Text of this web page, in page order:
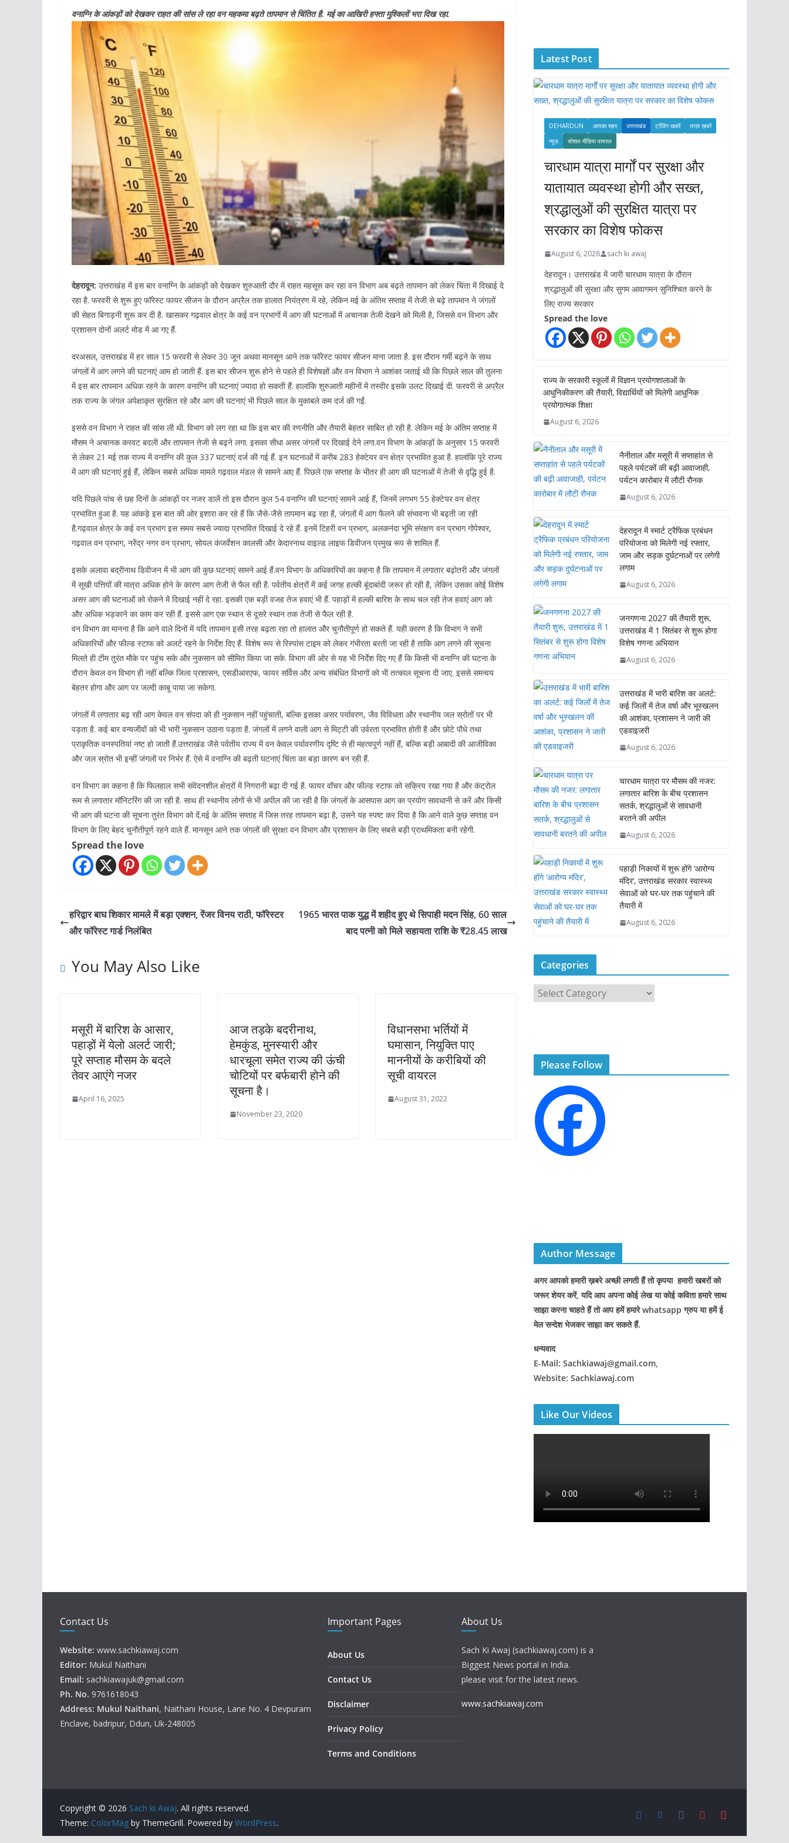
वनाग्नि के आंकड़ों को देखकर राहत की सांस ले रहा वन महकमा बढ़ते तापमान से चिंतित है. मई का आखिरी हफ्ता मुश्किलों भरा दिख रहा.
देहरादून: उत्तराखंड में इस बार वनाग्नि के आंकड़ों को देखकर शुरुआती दौर में राहत महसूस कर रहा वन विभाग अब बढ़ते तापमान को लेकर चिंता में दिखाई दे
रहा है. फरवरी से शुरू हुए फॉरेस्ट फायर सीजन के दौरान अप्रैल तक हालात नियंत्रण में रहे, लेकिन मई के अंतिम सप्ताह में तेजी से बढ़े तापमान ने जंगलों
की सेहत बिगाड़नी शुरू कर दी है. खासकर गढ़वाल क्षेत्र के कई वन प्रभागों में आग की घटनाओं में अचानक तेजी देखने को मिली है, जिससे वन विभाग और
प्रशासन दोनों अलर्ट मोड में आ गए हैं.
दरअसल, उत्तराखंड में हर साल 15 फरवरी से लेकर 30 जून अथवा मानसून आने तक फॉरेस्ट फायर सीजन माना जाता है. इस दौरान गर्मी बढ़ने के साथ
जंगलों में आग लगने की घटनाएं आम हो जाती हैं. इस बार सीजन शुरू होने से पहले ही विशेषज्ञों और वन विभाग ने आशंका जताई थी कि पिछले साल की तुलना
में इस बार तापमान अधिक रहने के कारण वनाग्नि की घटनाएं ज्यादा हो सकती हैं. हालांकि शुरुआती महीनों में तस्वीर इसके उलट दिखाई दी. फरवरी से अप्रैल
तक राज्य के जंगल अपेक्षाकृत सुरक्षित रहे और आग की घटनाएं भी पिछले साल के मुकाबले कम दर्ज की गईं.
इससे वन विभाग ने राहत की सांस ली थी. विभाग को लग रहा था कि इस बार की रणनीति और तैयारी बेहतर साबित हो रही है. लेकिन मई के अंतिम सप्ताह में
मौसम ने अचानक करवट बदली और तापमान तेजी से बढ़ने लगा. इसका सीधा असर जंगलों पर दिखाई देने लगा.वन विभाग के आंकड़ों के अनुसार 15 फरवरी
से लेकर 21 मई तक राज्य में वनाग्नि की कुल 337 घटनाएं दर्ज की गई हैं. इन घटनाओं में करीब 283 हेक्टेयर वन क्षेत्र प्रभावित हुआ है. हालांकि पूरे राज्य
में आग की घटनाएं हुई हैं, लेकिन सबसे अधिक मामले गढ़वाल मंडल से सामने आए हैं. पिछले एक सप्ताह के भीतर ही आग की घटनाओं में तेजी से वृद्धि हुई है.
यदि पिछले पांच से छह दिनों के आंकड़ों पर नजर डालें तो इस दौरान कुल 54 वनाग्नि की घटनाएं सामने आई हैं, जिनमें लगभग 55 हेक्टेयर वन क्षेत्र
प्रभावित हुआ है. यह आंकड़े इस बात की ओर इशारा कर रहे हैं कि जैसे-जैसे तापमान बढ़ रहा है, जंगलों में आग फैलने की संभावना भी बढ़ती जा रही
है.गढ़वाल क्षेत्र के कई वन प्रभाग इस समय सबसे ज्यादा प्रभावित दिखाई दे रहे हैं. इनमें टिहरी वन प्रभाग, अलकनंदा भूमि संरक्षण वन प्रभाग गोपेश्वर,
गढ़वाल वन प्रभाग, नरेंद्र नगर वन प्रभाग, सोयल कंजर्वेशन कालसी और केदारनाथ वाइल्ड लाइफ डिवीजन प्रमुख रूप से शामिल हैं.
इसके अलावा बद्रीनाथ डिवीजन में भी आग की कुछ घटनाएं सामने आई हैं.वन विभाग के अधिकारियों का कहना है कि तापमान में लगातार बढ़ोतरी और जंगलों
में सूखी पत्तियों की मात्रा अधिक होने के कारण आग तेजी से फैल रही है. पर्वतीय क्षेत्रों में कई जगह हल्की बूंदाबांदी जरूर हो रही है, लेकिन उसका कोई विशेष
असर आग की घटनाओं को रोकने में दिखाई नहीं दे रहा. इसकी एक बड़ी वजह तेज हवाएं भी हैं. पहाड़ों में हल्की बारिश के साथ चल रही तेज हवाएं आग को
और अधिक भड़काने का काम कर रही हैं. इससे आग एक स्थान से दूसरे स्थान तक तेजी से फैल रही है.
वन विभाग का मानना है कि आने वाले दिनों में यदि तापमान इसी तरह बढ़ता रहा तो हालात और चुनौतीपूर्ण हो सकते हैं. यही कारण है कि विभाग ने सभी
अधिकारियों और फील्ड स्टाफ को अलर्ट रहने के निर्देश दिए हैं. विशेष रूप से रिस्पांस टाइम को लेकर गंभीरता बरती जा रही है ताकि आग लगने की सूचना
मिलते ही टीम तुरंत मौके पर पहुंच सके और नुकसान को सीमित किया जा सके. विभाग की ओर से यह भी निर्देश दिए गए हैं कि किसी भी वनाग्नि की घटना के
दौरान केवल वन विभाग ही नहीं बल्कि जिला प्रशासन, एसडीआरएफ, फायर सर्विस और अन्य संबंधित विभागों को भी तत्काल सूचना दी जाए. इससे समन्वय
बेहतर होगा और आग पर जल्दी काबू पाया जा सकेगा.
जंगलों में लगातार बढ़ रही आग केवल वन संपदा को ही नुकसान नहीं पहुंचाती, बल्कि इसका असर पर्यावरण, जैव विविधता और स्थानीय जल स्रोतों पर भी
पड़ता है. कई बार वन्यजीवों को भी भारी नुकसान उठाना पड़ता है. जंगलों में लगने वाली आग से मिट्टी की उर्वरता प्रभावित होती है और छोटे पौधे तथा
प्राकृतिक वनस्पतियां नष्ट हो जाती हैं.उत्तराखंड जैसे पर्वतीय राज्य में वन केवल पर्यावरणीय दृष्टि से ही महत्वपूर्ण नहीं हैं, बल्कि बड़ी आबादी की आजीविका
और जल स्रोत भी इन्हीं जंगलों पर निर्भर हैं. ऐसे में वनाग्नि की बढ़ती घटनाएं चिंता का बड़ा कारण बन रही हैं.
वन विभाग का कहना है कि फिलहाल सभी संवेदनशील क्षेत्रों में निगरानी बढ़ा दी गई है. फायर वॉचर और फील्ड स्टाफ को सक्रिय रखा गया है और कंट्रोल
रूम से लगातार मॉनिटरिंग की जा रही है. साथ ही स्थानीय लोगों से भी अपील की जा रही है कि जंगलों के आसपास आग का प्रयोग सावधानी से करें और किसी
भी आग की घटना की सूचना तुरंत विभाग को दें.मई के अंतिम सप्ताह में जिस तरह तापमान बढ़ा है, उसने यह स्पष्ट कर दिया है कि आने वाले कुछ सप्ताह वन
विभाग के लिए बेहद चुनौतीपूर्ण रहने वाले हैं. मानसून आने तक जंगलों की सुरक्षा वन विभाग और प्रशासन के लिए सबसे बड़ी प्राथमिकता बनी रहेगी.
Spread the love
हरिद्वार बाघ शिकार मामले में बड़ा एक्शन, रेंजर विनय राठी, फॉरेस्टर
और फॉरेस्ट गार्ड निलंबित
1965 भारत पाक युद्ध में शहीद हुए थे सिपाही मदन सिंह, 60 साल
बाद पत्नी को मिले सहायता राशि के ₹28.45 लाख
You May Also Like
मसूरी में बारिश के आसार,
पहाड़ों में येलो अलर्ट जारी;
पूरे सप्ताह मौसम के बदले
तेवर आएंगे नजर
April 16, 2025
आज तड़के बदरीनाथ,
हेमकुंड, मुनस्यारी और
धारचूला समेत राज्य की ऊंची
चोटियों पर बर्फबारी होने की
सूचना है।
November 23, 2020
विधानसभा भर्तियों में
घमासान, नियुक्ति पाए
माननीयों के करीबियों की
सूची वायरल
August 31, 2022
e
s
Latest Post
DEHARDUN आपका शहर उत्तराखंड ट्रेंडिंग खबरें
ताज़ा ख़बरें
न्यूज़
सोशल मीडिया वायरल
चारधाम यात्रा मार्गों पर सुरक्षा और
यातायात व्यवस्था होगी और सख्त,
श्रद्धालुओं की सुरक्षित यात्रा पर
सरकार का विशेष फोकस
August 6, 2026 sach ki awaj
देहरादून। उत्तराखंड में जारी चारधाम यात्रा के दौरान
श्रद्धालुओं की सुरक्षा और सुगम आवागमन सुनिश्चित करने के
लिए राज्य सरकार
Spread the love
राज्य के सरकारी स्कूलों में विज्ञान प्रयोगशालाओं के
आधुनिकीकरण की तैयारी, विद्यार्थियों को मिलेगी आधुनिक
प्रयोगात्मक शिक्षा
August 6, 2026
नैनीताल और मसूरी में सप्ताहांत से
पहले पर्यटकों की बढ़ी आवाजाही,
पर्यटन कारोबार में लौटी रौनक
August 6, 2026
देहरादून में स्मार्ट ट्रैफिक प्रबंधन
परियोजना को मिलेगी नई रफ्तार,
जाम और सड़क दुर्घटनाओं पर लगेगी
लगाम
August 6, 2026
जनगणना 2027 की तैयारी शुरू,
उत्तराखंड में 1 सितंबर से शुरू होगा
विशेष गणना अभियान
August 6, 2026
उत्तराखंड में भारी बारिश का अलर्ट:
कई जिलों में तेज वर्षा और भूस्खलन
की आशंका, प्रशासन ने जारी की
एडवाइजरी
August 6, 2026
चारधाम यात्रा पर मौसम की नजर:
लगातार बारिश के बीच प्रशासन
सतर्क, श्रद्धालुओं से सावधानी
बरतने की अपील
August 6, 2026
पहाड़ी निकायों में शुरू होंगे ‘आरोग्य
मंदिर’, उत्तराखंड सरकार स्वास्थ्य
सेवाओं को घर-घर तक पहुंचाने की
तैयारी में
August 6, 2026
Categories
a
r
e
s
Please Follow
Author Message
अगर आपको हमारी ख़बरे अच्छी लगती हैं तो कृपया हमारी खबरों को
जरूर शेयर करें, यदि आप अपना कोई लेख या कोई कविता हमारे साथ
साझा करना चाहते हैं तो आप हमें हमारे whatsapp ग्रुप या हमें ई
मेल सन्देश भेजकर साझा कर सकते हैं.
धन्यवाद
E-Mail: Sachkiawaj@gmail.com,
Website: Sachkiawaj.com
Like Our Videos
Contact Us
Website: www.sachkiawaj.com
Editor: Mukul Naithani
Email: sachkiawajuk@gmail.com
Ph. No. 9761618043
Address: Mukul Naithani, Naithani House, Lane No. 4 Devpuram
Enclave, badripur, Ddun, Uk-248005
Important Pages
About Us
Contact Us
Disclaimer
Privacy Policy
Terms and Conditions
About Us
Sach Ki Awaj (sachkiawaj.com) is a
Biggest News portal in India.
please visit for the latest news.
www.sachkiawaj.com
Copyright © 2026 Sach ki Awaj. All rights reserved.
Theme: ColorMag by ThemeGrill. Powered by WordPress.